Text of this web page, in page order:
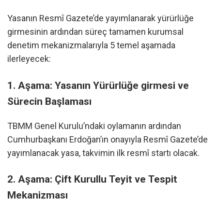
Yasanın Resmî Gazete’de yayımlanarak yürürlüğe
girmesinin ardından süreç tamamen kurumsal
denetim mekanizmalarıyla 5 temel aşamada
ilerleyecek:
1. Aşama: Yasanın Yürürlüğe girmesi ve
Sürecin Başlaması
TBMM Genel Kurulu’ndaki oylamanın ardından
Cumhurbaşkanı Erdoğan’ın onayıyla Resmî Gazete’de
yayımlanacak yasa, takvimin ilk resmî startı olacak.
2. Aşama: Çift Kurullu Teyit ve Tespit
Mekanizması